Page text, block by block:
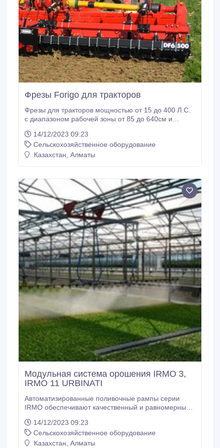
Фрезы Forigo для тракторов
Фрезы для тракторов мощностью от 15 до 400 Л.С.
с диапазоном рабочей зоны от 85 до 640см и
складные и стационарные модели со смещаемой
подвеской, а также множество дополнительных
аксессуаров..
14/12/2023 09:23
Сельскохозяйственное оборудование
Казахстан, Алматы
Модульная система орошения IRMO 3,
IRMO 11 URBINATI
Автоматизированные поливочные рампы серии
IRMO обеспечивают качественный и равномерный
тоннельных, ангарных, блочных теплиц. Различные
вариации подвеса шланга, конструкции
однорельсового (IRMO 11) и двухрельсового (IRMO
14/12/2023 09:23
Сельскохозяйственное оборудование
Казахстан, Алматы